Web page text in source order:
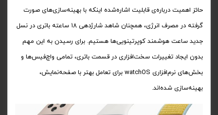
حائز اهمیت درباره‌ی قابلیت اشاره‌شده اینکه با بهینه‌سازی‌های صورت‌
گرفته در مصرف انرژی، همچنان شاهد شارژدهی ۱۸ ساعته باتری در نسل
جدید ساعت هوشمند کوپرتینویی‌ها هستیم. برای رسیدن به این مهم
بدون ایجاد تغییرات سخت‌افزاری در قسمت باتری، تمامی واچ‌فیس‌ها و
بخش‌های نرم‌افزاری watchOS برای تعامل بهتر با صفحه‌نمایش،
بهینه‌سازی شده‌‌اند.